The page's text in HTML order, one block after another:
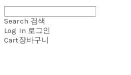
Search 검색
Log In 로그인
Cart장바구니